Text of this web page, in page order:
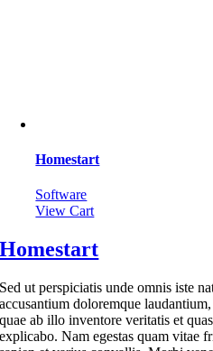
Homestart
Software
View Cart
Homestart
Sed ut perspiciatis unde omnis iste
accusantium doloremque
quae ab illo inventore veritatis et
explicabo. Nam egestas quam vitae